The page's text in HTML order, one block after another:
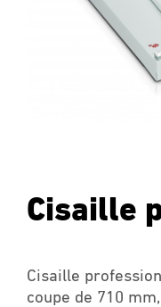
Cisaille
Cisaille
coupe de 710